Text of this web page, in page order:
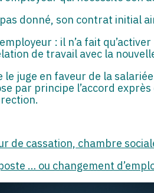
pas donné, son contrat
: il n’a fait
de travail avec la
le juge en faveur de la
par principe l’accord
de cassation, chambre
… ou changement